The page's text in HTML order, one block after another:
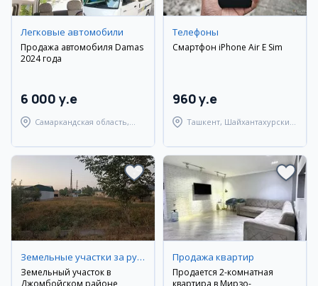
Легковые автомобили
Продажа автомобиля Damas
2024 года
6 000 y.e
Самаркандская область,
Телефоны
Смартфон iPhone Air E Sim
960 y.e
Ташкент, Шайхантахурский
Земельные участки за рубежом
Земельный участок в
Джомбойском районе,
Продажа квартир
Продается 2-комнатная
квартира в Мирзо-